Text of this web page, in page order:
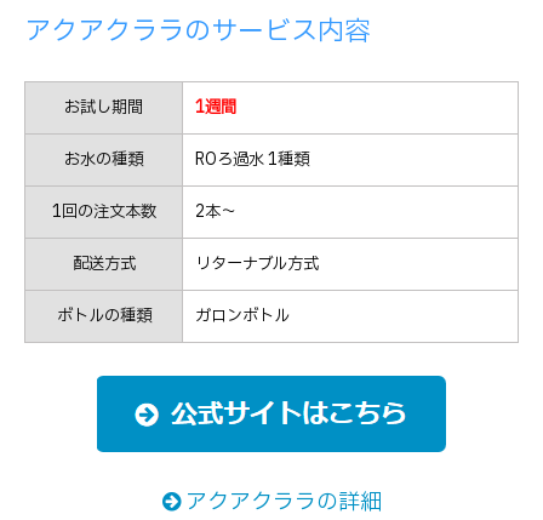
アクアクララのサービス内容
お試し期間 1週間
お水の種類 ROろ過水 1種類
1回の注文本数 2本～
配送方式 リターナブル方式
ボトルの種類 ガロンボトル
アクアクララの詳細